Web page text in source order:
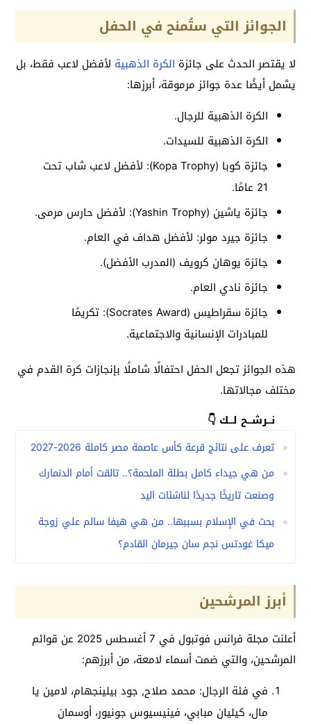
الجوائز التي ستُمنح في الحفل
لا يقتصر الحدث على جائزة الكرة الذهبية لأفضل لاعب فقط، بل
يشمل أيضًا عدة جوائز مرموقة، أبرزها:
الكرة الذهبية للرجال.
الكرة الذهبية للسيدات.
جائزة كوبا (Kopa Trophy): لأفضل لاعب شاب تحت
21 عامًا.
جائزة ياشين (Yashin Trophy): لأفضل حارس مرمى.
جائزة جيرد مولر: لأفضل هداف في العام.
جائزة يوهان كرويف (المدرب الأفضل).
جائزة نادي العام.
جائزة سقراطيس (Socrates Award): تكريمًا
للمبادرات الإنسانية والاجتماعية.
هذه الجوائز تجعل الحفل احتفالًا شاملًا بإنجازات كرة القدم في
مختلف مجالاتها.
نــرشــح لــك 👇
تعرف على نتائج قرعة كأس عاصمة مصر كاملة 2026-2027
من هي جيداء كامل بطلة الملحمة؟.. تالقت أمام الدنمارك
وصنعت تاريخًا جديدًا لناشئات اليد
بحث في الإسلام بسببها.. من هي هيفا سالم علي زوجة
ميكا غودتس نجم سان جيرمان القادم؟
أبرز المرشحين
أعلنت مجلة فرانس فوتبول في 7 أغسطس 2025 عن قوائم
المرشحين، والتي ضمت أسماء لامعة، من أبرزهم:
في فئة الرجال: محمد صلاح, جود بيلينجهام، لامين يا
مال، كيليان مبابي، فينيسيوس جونيور، أوسمان